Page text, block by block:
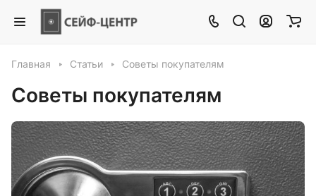
Главная Статьи Советы покупателям
Советы покупателям